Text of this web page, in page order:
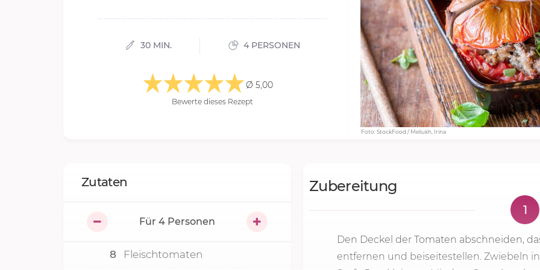
Foto: StockFood / Meliukh, Irina
30 MIN. 4 PERSONEN
Ø 5,00
Bewerte dieses Rezept
Zubereitung
1
Den Deckel der Tomaten abschneiden,
entfernen und beiseitestellen. Zwiebeln
Zutaten
Für 4 Personen
8 Fleischtomaten